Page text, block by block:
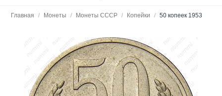
Главная / Монеты / Монеты СССР / Копейки / 50 копеек 1953